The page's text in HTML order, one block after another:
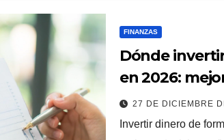
FINANZAS
Dónde
en 2026:
activos
27 DE DICIEMBRE
Invertir dinero de